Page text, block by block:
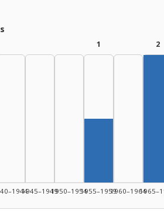
1945–19491950–1954
1
1955–19591960–1964
2